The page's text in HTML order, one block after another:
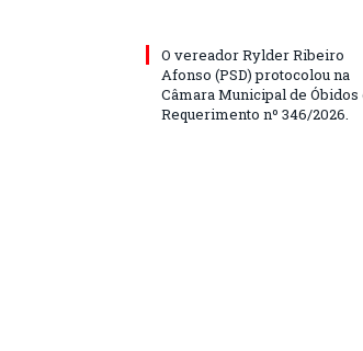
O vereador Rylder Ribeiro
Afonso (PSD) protocolou na
Câmara Municipal de Óbidos
Requerimento nº 346/2026.